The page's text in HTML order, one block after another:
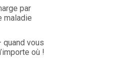
par
maladie
quand vous
où !